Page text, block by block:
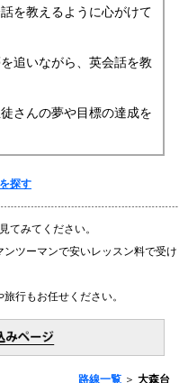
を教えるように心がけて
追いながら、英会話を教
さんの夢や目標の達成を
探す
てみてください。
ツーマンで安いレッスン料で受け
行もお任せください。
路線一覧 ＞ 大森台